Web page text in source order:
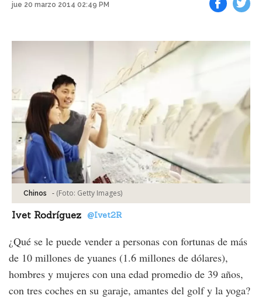
jue 20 marzo 2014 02:49 PM
Chinos - (Foto: Getty Images)
Ivet Rodríguez @Ivet2R
¿Qué se le puede vender a personas con fortunas de más
de 10 millones de yuanes (1.6 millones de dólares),
hombres y mujeres con una edad promedio de 39 años,
con tres coches en su garaje, amantes del golf y la yoga?